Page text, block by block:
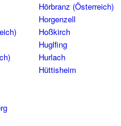
Hörbranz (Österreich)
Horgenzell
Hoßkirch
Huglfing
Hurlach
Hüttisheim